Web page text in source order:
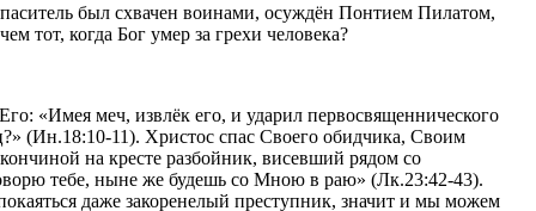
был схвачен воинами, осуждён Понтием Пилатом,
тот, когда Бог умер за грехи человека?
«Имея меч, извлёк его, и ударил первосвященнического
(Ин.18:10-11). Христос спас Своего обидчика, Своим
на кресте разбойник, висевший рядом со
тебе, ныне же будешь со Мною в раю» (Лк.23:42-43).
даже закоренелый преступник, значит и мы можем